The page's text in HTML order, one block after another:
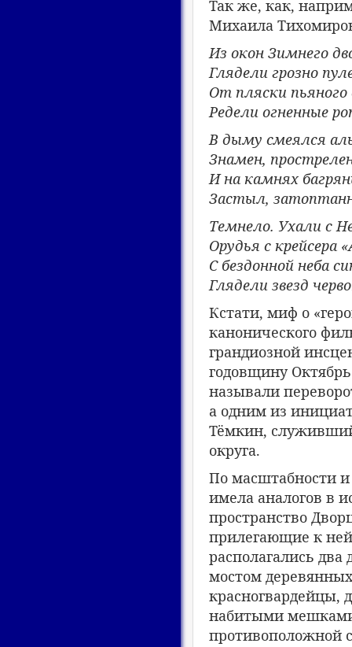
Так же, как,
Михаила
Из окон Зимнего
Глядели грозно
От пляски пьяного
Редели огненные
В дыму смеялся
Знамен,
И на камнях
Застыл,
Темнело. Ухали с
Орудья с крейсера
С бездонной неба
Глядели звезд
Кстати, миф о
канонического
грандиозной
годовщину
называли
а одним из
Тёмкин,
округа.
По масштабности
имела аналогов в
пространство
прилегающие к
располагались
мостом
красногвардейцы,
набитыми мешками
противоположной